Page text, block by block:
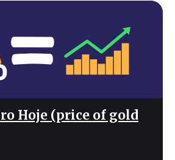
Hoje (price of gold